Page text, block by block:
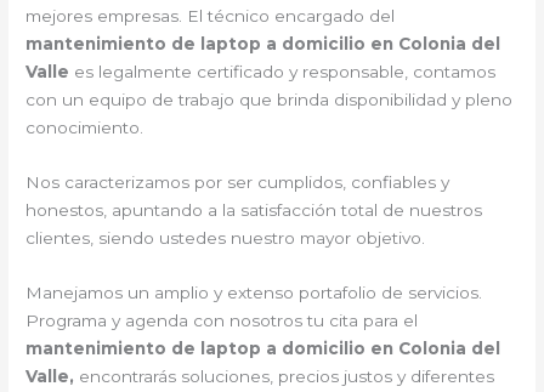
mejores empresas. El técnico encargado del
mantenimiento de laptop a domicilio en Colonia del
Valle es legalmente certificado y responsable, contamos
con un equipo de trabajo que brinda disponibilidad y pleno
conocimiento.
Nos caracterizamos por ser cumplidos, confiables y
honestos, apuntando a la satisfacción total de nuestros
clientes, siendo ustedes nuestro mayor objetivo.
Manejamos un amplio y extenso portafolio de servicios.
Programa y agenda con nosotros tu cita para el
mantenimiento de laptop a domicilio en Colonia del
Valle, encontrarás soluciones, precios justos y diferentes